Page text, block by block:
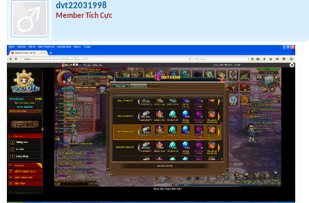
dvt22031998
Member Tích Cực